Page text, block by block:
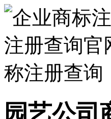
园艺公司